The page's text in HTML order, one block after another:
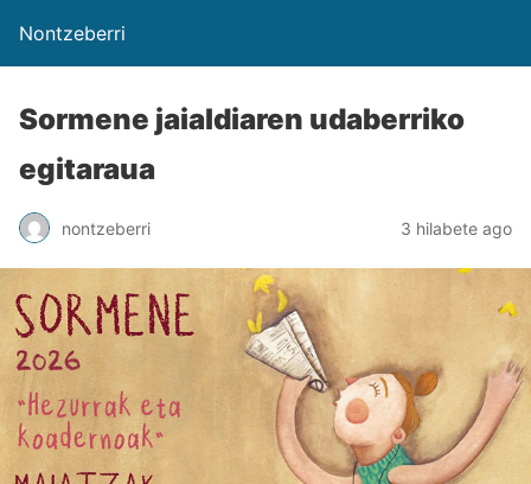
Nontzeberri
Sormene jaialdiaren udaberriko
egitaraua
nontzeberri 3 hilabete ago